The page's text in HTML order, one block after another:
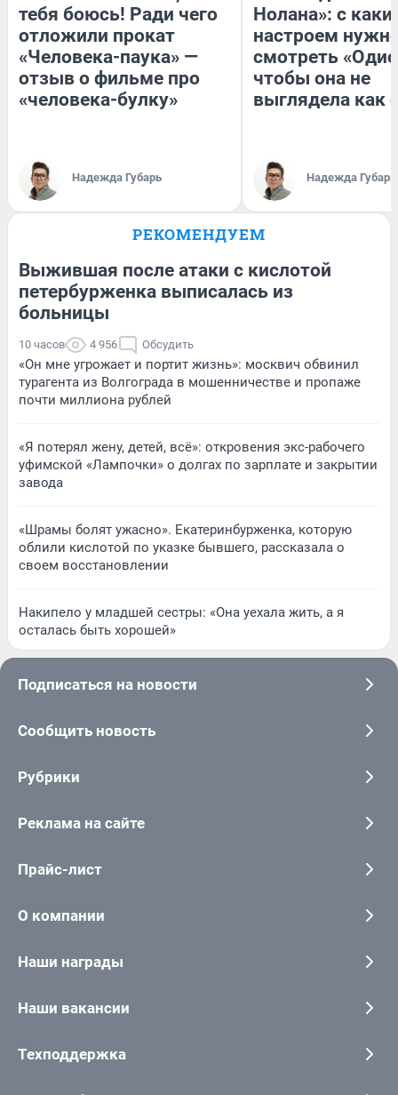
тебя боюсь! Ради чего
отложили прокат
«Человека-паука» —
отзыв о фильме про
«человека-булку»
Надежда Губарь
Нолана»: с
настроем
смотреть
чтобы она не
выглядела как
Надежда Губарь
РЕКОМЕНДУЕМ
Выжившая после атаки с кислотой
петербурженка выписалась из
больницы
10 часов 4 956 Обсудить
«Он мне угрожает и портит жизнь»: москвич обвинил
турагента из Волгограда в мошенничестве и пропаже
почти миллиона рублей
«Я потерял жену, детей, всё»: откровения экс-рабочего
уфимской «Лампочки» о долгах по зарплате и закрытии
завода
«Шрамы болят ужасно». Екатеринбурженка, которую
облили кислотой по указке бывшего, рассказала о
своем восстановлении
Накипело у младшей сестры: «Она уехала жить, а я
осталась быть хорошей»
Подписаться на новости
Сообщить новость
Рубрики
Реклама на сайте
Прайс-лист
О компании
Наши награды
Наши вакансии
Техподдержка